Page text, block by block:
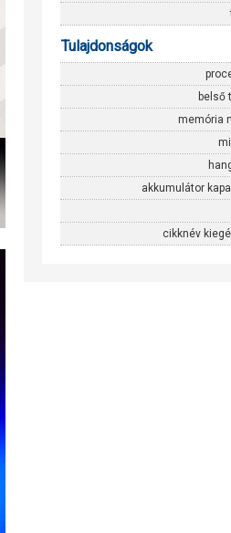
Tulajdonságok
belső
memória
akkumulátor
cikknév